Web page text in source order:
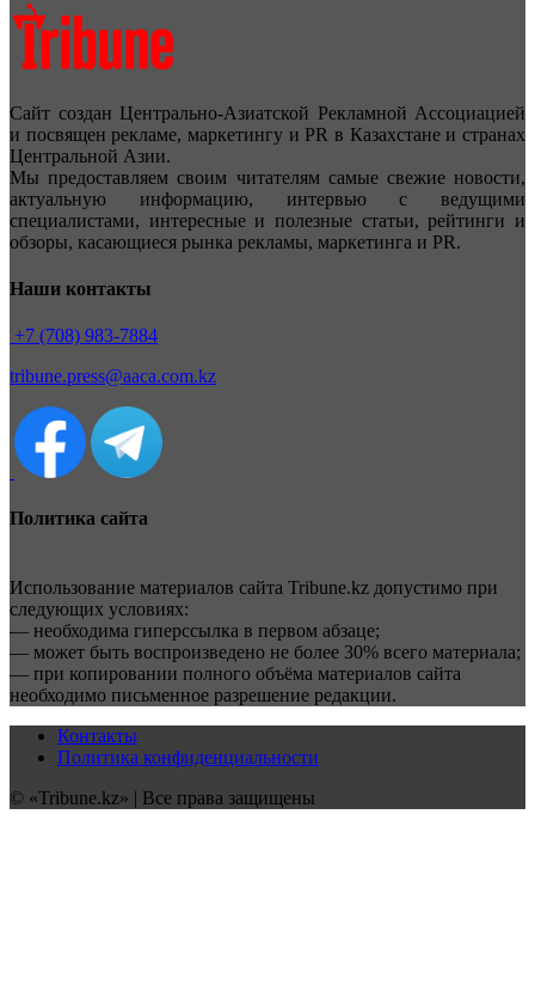
Сайт создан Центрально-Азиатской Рекламной Ассоциацией
и посвящен рекламе, маркетингу и PR в Казахстане и странах
Центральной Азии.
Мы предоставляем своим читателям самые свежие новости,
актуальную информацию, интервью с ведущими
специалистами, интересные и полезные статьи, рейтинги и
обзоры, касающиеся рынка рекламы, маркетинга и PR.
Наши контакты
+7 (708) 983-7884
tribune.press@aaca.com.kz
Политика сайта
Использование материалов сайта Tribune.kz допустимо при
следующих условиях:
— необходима гиперссылка в первом абзаце;
— может быть воспроизведено не более 30% всего материала;
— при копировании полного объёма материалов сайта
необходимо письменное разрешение редакции.
Контакты
Политика конфиденциальности
© «Tribune.kz» | Все права защищены